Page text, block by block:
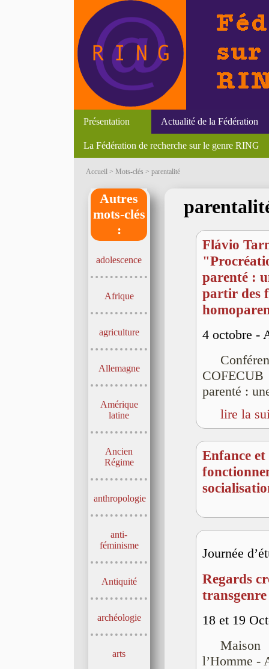
Présentation
La Fédération de recherche sur le genre RING
Actualité de la Fédération
Liens Textes Newsletter
Accueil> Mots-clés > parentalité
Autres
mots-clés
:
adolescence
Afrique
agriculture
Allemagne
Amérique
latine
Ancien
Régime
anthropologie
anti-
féminisme
Antiquité
archéologie
arts
Flávio
parenté :
partir des
4 octobre -
parenté :
lire la
Enfance
Journée
Regards
18 et 19
l’Homme -